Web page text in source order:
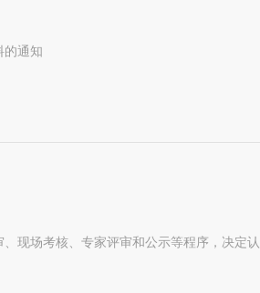
的通知
现场考核、专家评审和公示等程序，决定